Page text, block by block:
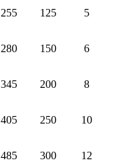
5
125
255
6
150
280
8
200
345
10
250
405
12
300
485